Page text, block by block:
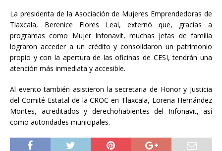
La presidenta de la Asociación de Mujeres Emprendedoras de
Tlaxcala, Berenice Flores Leal, externó que, gracias a
programas como Mujer Infonavit, muchas jefas de familia
lograron acceder a un crédito y consolidaron un patrimonio
propio y con la apertura de las oficinas de CESI, tendrán una
atención más inmediata y accesible.
Al evento también asistieron la secretaria de Honor y Justicia
del Comité Estatal de la CROC en Tlaxcala, Lorena Hernández
Montes, acreditados y derechohabientes del Infonavit, así
como autoridades municipales.